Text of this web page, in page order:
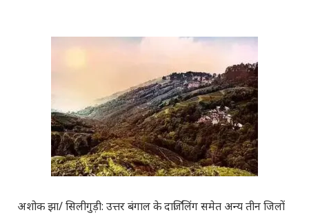
अशोक झा/ सिलीगुड़ी: उत्तर बंगाल के दार्जिलिंग समेत अन्य तीन जिलों